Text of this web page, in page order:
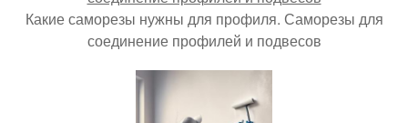
Какие саморезы нужны для профиля. Саморезы для
соединение профилей и подвесов